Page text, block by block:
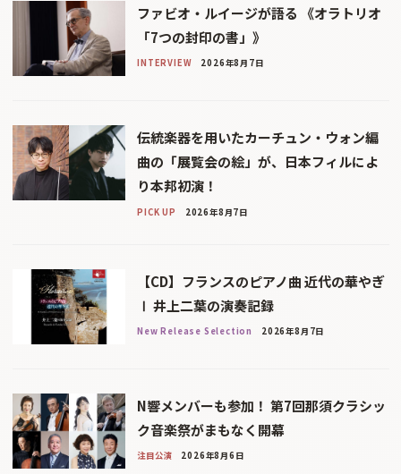
ファビオ・ルイージが語る 《オラトリオ
「7つの封印の書」》
INTERVIEW 2026年8月7日
伝統楽器を用いたカーチュン・ウォン編
曲の「展覧会の絵」が、日本フィルによ
り本邦初演！
PICK UP 2026年8月7日
【CD】フランスのピアノ曲 近代の華やぎ
Ⅰ 井上二葉の演奏記録
New Release Selection 2026年8月7日
N響メンバーも参加！ 第7回那須クラシッ
ク音楽祭がまもなく開幕
注目公演 2026年8月6日